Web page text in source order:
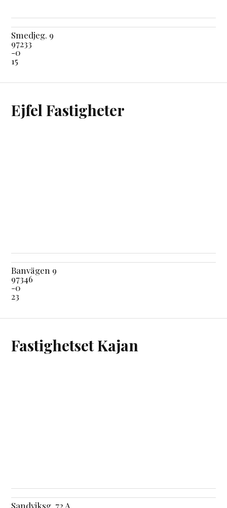
Smedjeg. 9
97233
-0
15
Ejfel Fastigheter
Banvägen 9
97346
-0
23
Fastighetset Kajan
Sandviksg. 72 A